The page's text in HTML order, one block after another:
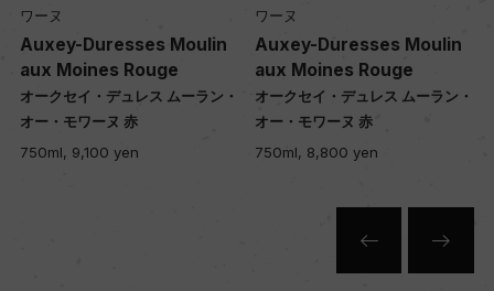
Moulin
Rouge
デュレス ムーラン・
ヌ 赤
yen
Auxey-Duresses Moulin
aux Moines Rouge
オークセイ・デュレス ムーラン・
オー・モワーヌ 赤
750ml, 8,800 yen
Auxey-
aux
オークセイ・